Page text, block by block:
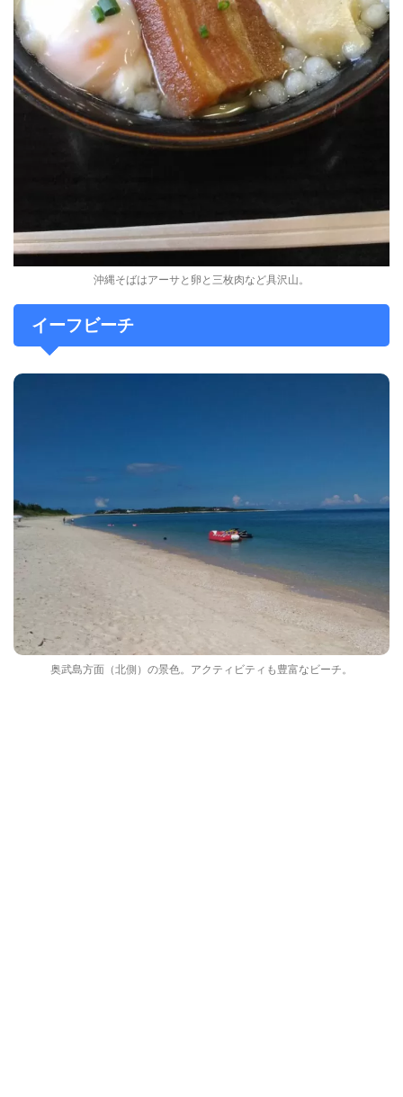
沖縄そばはアーサと卵と三枚肉など具沢山。
イーフビーチ
奥武島方面（北側）の景色。アクティビティも豊富なビーチ。